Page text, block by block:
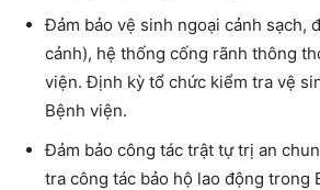
Đảm bảo vệ sinh ngoại cảnh sạch,
cảnh), hệ thống cống rãnh thông
viện. Định kỳ tổ chức kiểm tra vệ
Bệnh viện.
Đảm bảo công tác trật tự trị an
tra công tác bảo hộ lao động trong